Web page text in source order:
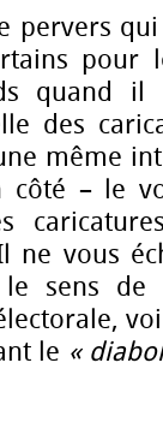
pervers
pour
quand il
des
même
côté – le
ne vous
le sens
le «